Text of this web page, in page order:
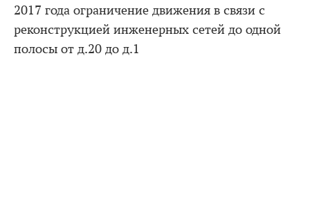
2017 года ограничение движения в связи с
реконструкцией инженерных сетей до одной
полосы от д.20 до д.1